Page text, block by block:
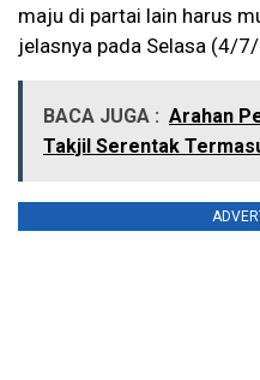
maju di partai lain harus
jelasnya pada Selasa (4/
BACA JUGA : Arahan
Takjil Serentak